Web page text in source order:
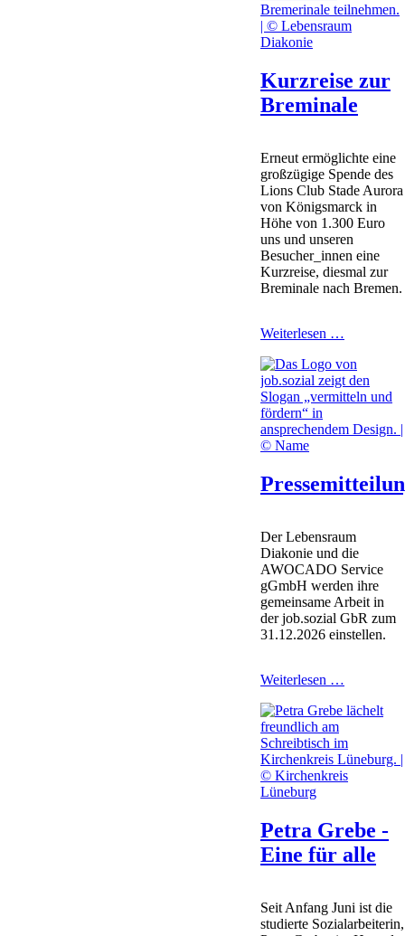
Kurzreise zur
Breminale
Erneut ermöglichte eine
großzügige Spende des
Lions Club Stade Aurora
von Königsmarck in
Höhe von 1.300 Euro
uns und unseren
Besucher_innen eine
Kurzreise, diesmal zur
Breminale nach Bremen.
Weiterlesen …
Breminale
Der Lebensraum
Diakonie und die
AWOCADO Service
gGmbH werden ihre
gemeinsame Arbeit in
der job.sozial GbR zum
31.12.2026 einstellen.
Weiterlesen …
Petra Grebe -
Eine für alle
Seit Anfang Juni ist die
studierte Sozialarbeiterin,